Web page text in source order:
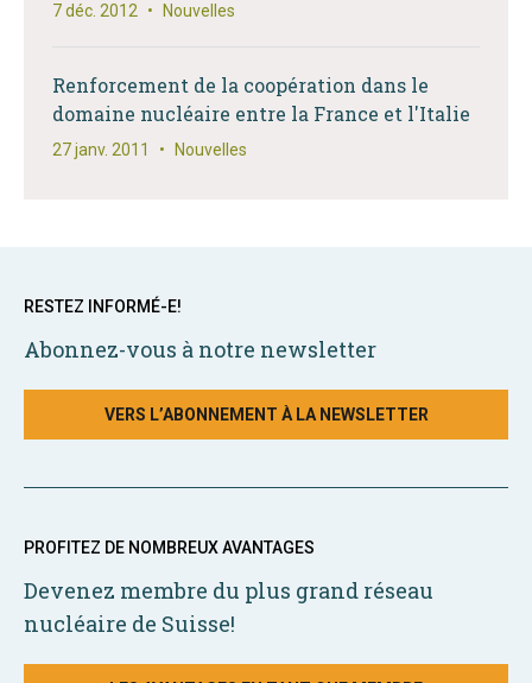
7 déc. 2012 • Nouvelles
Renforcement de la coopération dans le
domaine nucléaire entre la France et l'Italie
27 janv. 2011 • Nouvelles
RESTEZ INFORMÉ-E!
Abonnez-vous à notre newsletter
VERS L’ABONNEMENT À LA NEWSLETTER
PROFITEZ DE NOMBREUX AVANTAGES
Devenez membre du plus grand réseau
nucléaire de Suisse!